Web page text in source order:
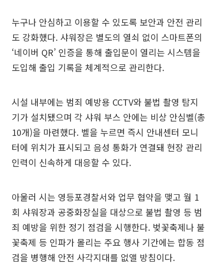
누구나 안심하고 이용할 수 있도록 보안과 안전 관리
도 강화했다. 샤워장은 별도의 열쇠 없이 스마트폰의
‘네이버 QR’ 인증을 통해 출입문이 열리는 시스템을
도입해 출입 기록을 체계적으로 관리한다.
시설 내부에는 범죄 예방용 CCTV와 불법 촬영 탐지
기가 설치됐으며 각 샤워 부스 안에는 비상 안심벨(총
10개)을 마련했다. 벨을 누르면 즉시 안내센터 모니
터에 위치가 표시되고 음성 통화가 연결돼 현장 관리
인력이 신속하게 대응할 수 있다.
아울러 시는 영등포경찰서와 업무 협약을 맺고 월 1
회 샤워장과 공중화장실을 대상으로 불법 촬영 등 범
죄 예방을 위한 정기 점검을 시행한다. 벚꽃축제나 불
꽃축제 등 인파가 몰리는 주요 행사 기간에는 합동 점
검을 병행해 안전 사각지대를 없앨 방침이다.